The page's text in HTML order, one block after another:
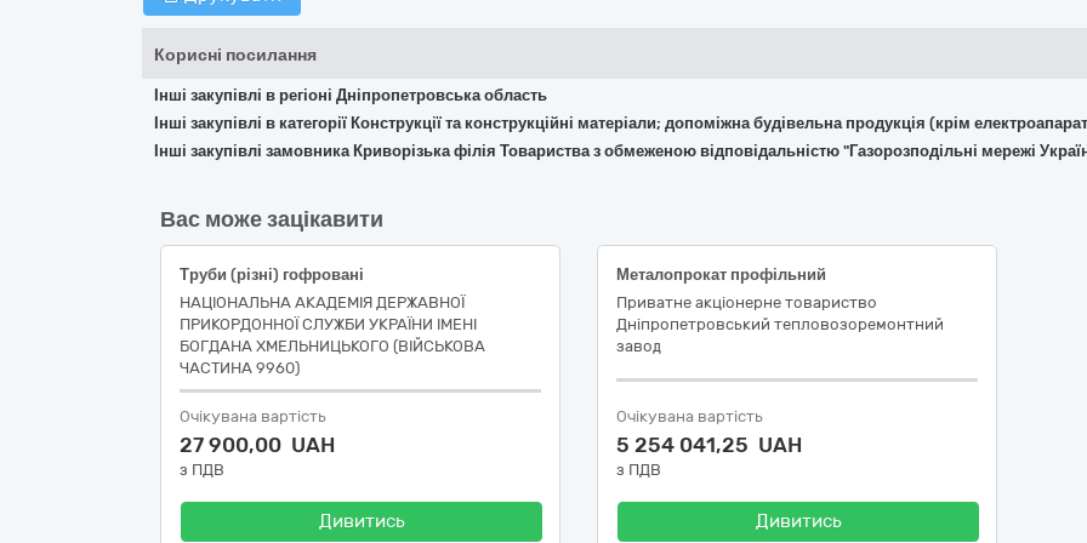
Корисні посилання
Інші закупівлі в регіоні Дніпропетровська область
Інші закупівлі в категорії Конструкції та конструкційні матеріали; допоміжна будівельна продукція (крім
Інші закупівлі замовника Криворізька філія Товариства з обмеженою відповідальністю "Газорозподільні мережі
Вас може зацікавити
Труби (різні) гофровані
НАЦІОНАЛЬНА АКАДЕМІЯ ДЕРЖАВНОЇ
ПРИКОРДОННОЇ СЛУЖБИ УКРАЇНИ ІМЕНІ
БОГДАНА ХМЕЛЬНИЦЬКОГО (ВІЙСЬКОВА
ЧАСТИНА 9960)
Очікувана вартість
27 900,00 UAH
з ПДВ
Дивитись
Металопрокат профільний
Приватне акцiонерне товариство
Днiпропетровський тепловозоремонтний
завод
Очікувана вартість
5 254 041,25 UAH
з ПДВ
Дивитись